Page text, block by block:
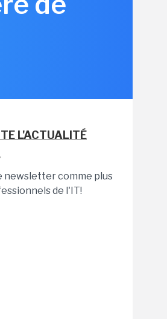
L'ACTUALITÉ
newsletter comme plus
de l'IT!